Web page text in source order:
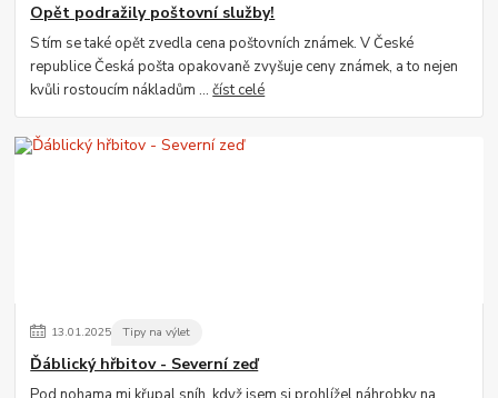
Opět podražily poštovní služby!
S tím se také opět zvedla cena poštovních známek. V České
republice Česká pošta opakovaně zvyšuje ceny známek, a to nejen
kvůli rostoucím nákladům ...číst celé
13.01.2025 Tipy na výlet
Ďáblický hřbitov - Severní zeď